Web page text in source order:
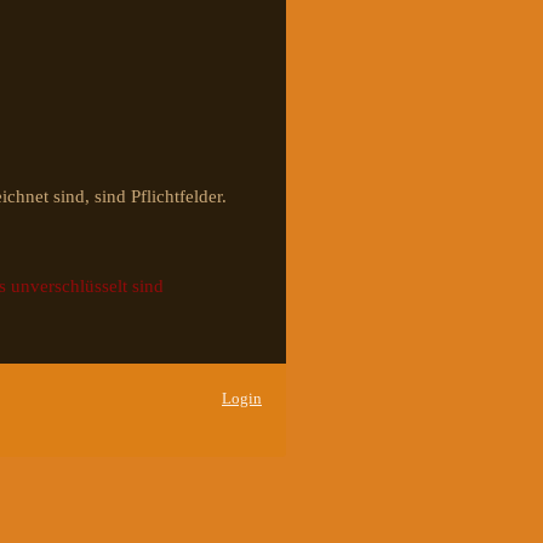
sind, sind Pflichtfelder.
unverschlüsselt sind
Login